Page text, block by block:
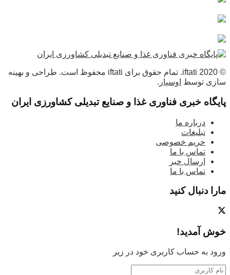
© 2020 iftati. تمام حقوق برای iftati محفوظ است. طراحی و بهینه
سازی توسط اوسپار .
پایگاه خبری فناوری غذا و صنایع تبدیلی کشاورزی ایران
درباره ما
تبلیغات
حریم خصوصی
تماس با ما
ارسال خبر
تماس با ما
مارا دنبال کنید
خوش آمدید!
ورود به حساب کاربری خود در زیر